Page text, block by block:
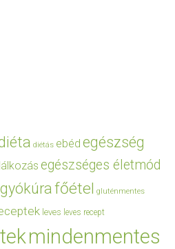
diétás ebéd egészség
egészséges életmód
főétel gluténmentes
leves leves recept
mindenmentes